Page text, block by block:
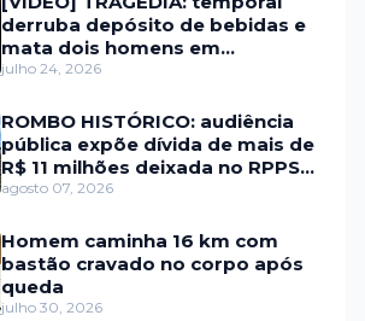
derruba depósito de bebidas e
mata dois homens em
Portalegre
julho 24, 2026
ROMBO HISTÓRICO: audiência
pública expõe dívida de mais de
R$ 11 milhões deixada no RPPS
de Itaú RN
agosto 07, 2026
Homem caminha 16 km com
bastão cravado no corpo após
queda
julho 30, 2026